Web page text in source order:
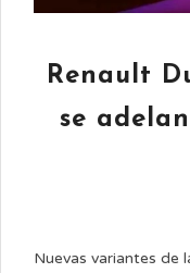
Renault
se
Nuevas variantes de